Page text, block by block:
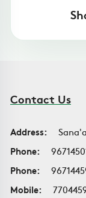
Contact Us
Address:
Phone:
Phone:
Mobile: